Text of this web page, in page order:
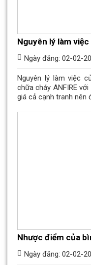
Nguyên lý làm
Ngày đăng: 02-02-
Nguyên lý làm việc
chữa cháy ANFIRE
giá cả cạnh tranh nên
Nhược điểm của
Ngày đăng: 02-02-